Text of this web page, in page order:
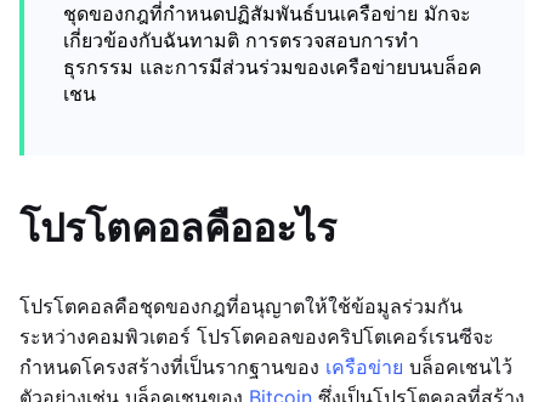
ชุดของกฎที่กำหนดปฏิสัมพันธ์บนเครือข่าย มักจะ
เกี่ยวข้องกับฉันทามติ การตรวจสอบการทำ
ธุรกรรม และการมีส่วนร่วมของเครือข่ายบนบล็อค
เชน
โปรโตคอลคืออะไร
โปรโตคอลคือชุดของกฎที่อนุญาตให้ใช้ข้อมูลร่วมกัน
ระหว่างคอมพิวเตอร์ โปรโตคอลของคริปโตเคอร์เรนซีจะ
กำหนดโครงสร้างที่เป็นรากฐานของ เครือข่าย บล็อคเชนไว้
ตัวอย่างเช่น บล็อคเชนของ Bitcoin ซึ่งเป็นโปรโตคอลที่สร้าง